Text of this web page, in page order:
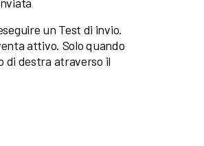
un Test di invio.
attivo. Solo quando
di destra atraverso il